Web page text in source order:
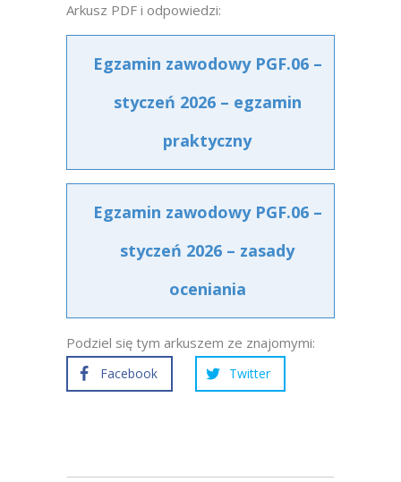
Arkusz PDF i odpowiedzi:
Egzamin zawodowy PGF.06 –
styczeń 2026 – egzamin
praktyczny
Egzamin zawodowy PGF.06 –
styczeń 2026 – zasady
oceniania
Podziel się tym arkuszem ze znajomymi:
Facebook Twitter